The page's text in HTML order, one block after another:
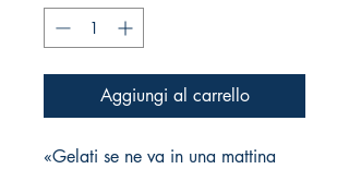
Aggiungi al carrello
«Gelati se ne va in una mattina